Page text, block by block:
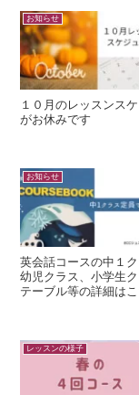
お知らせ
１０月のレッスンス
がお休みです
お知らせ
英会話コースの中１
幼児クラス、小学生
テーブル等の詳細は
レッスンの様子